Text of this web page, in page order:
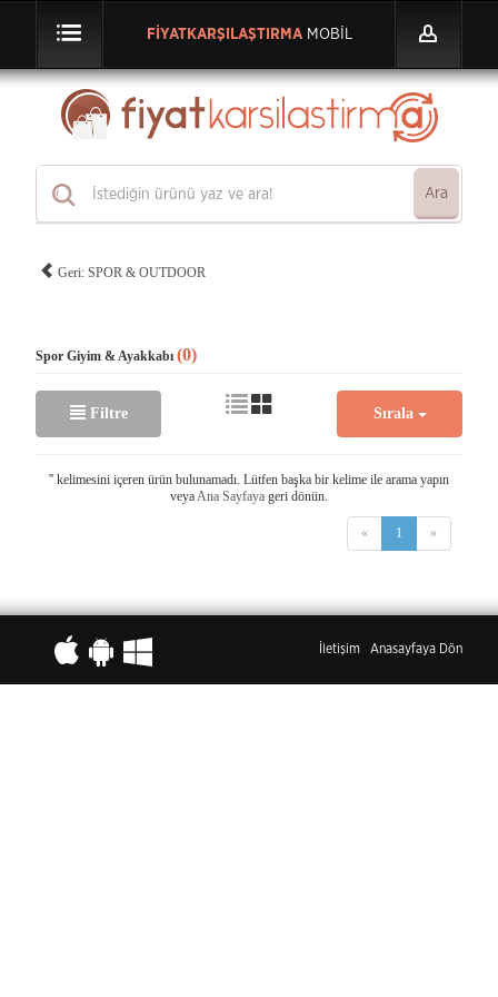
FİYATKARŞILAŞTIRMAMOBİL
Ara
Geri: SPOR & OUTDOOR
Spor Giyim & Ayakkabı (0)
Filtre Sırala
'' kelimesini içeren ürün bulunamadı. Lütfen başka bir kelime ile arama yapın
veyaAna Sayfaya geri dönün.
« 1 »
İletişim Anasayfaya Dön